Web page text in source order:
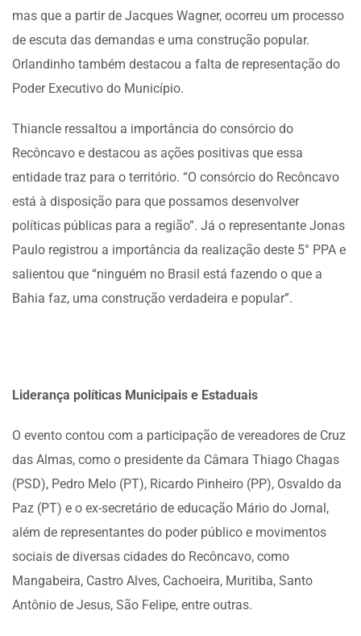
mas que a partir de Jacques Wagner, ocorreu um processo
de escuta das demandas e uma construção popular.
Orlandinho também destacou a falta de representação do
Poder Executivo do Município.
Thiancle ressaltou a importância do consórcio do
Recôncavo e destacou as ações positivas que essa
entidade traz para o território. “O consórcio do Recôncavo
está à disposição para que possamos desenvolver
políticas públicas para a região”. Já o representante Jonas
Paulo registrou a importância da realização deste 5° PPA e
salientou que “ninguém no Brasil está fazendo o que a
Bahia faz, uma construção verdadeira e popular”.
Liderança políticas Municipais e Estaduais
O evento contou com a participação de vereadores de Cruz
das Almas, como o presidente da Câmara Thiago Chagas
(PSD), Pedro Melo (PT), Ricardo Pinheiro (PP), Osvaldo da
Paz (PT) e o ex-secretário de educação Mário do Jornal,
além de representantes do poder público e movimentos
sociais de diversas cidades do Recôncavo, como
Mangabeira, Castro Alves, Cachoeira, Muritiba, Santo
Antônio de Jesus, São Felipe, entre outras.